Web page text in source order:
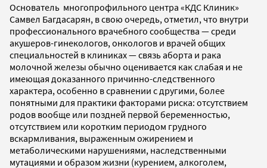
Основатель многопрофильного центра «КДС Клиник»
Самвел Багдасарян, в свою очередь, отметил, что внутри
профессионального врачебного сообщества — среди
акушеров-гинекологов, онкологов и врачей общих
специальностей в клиниках — связь аборта и рака
молочной железы обычно оценивается как слабая и не
имеющая доказанного причинно-следственного
характера, особенно в сравнении с другими, более
понятными для практики факторами риска: отсутствием
родов вообще или поздней первой беременностью,
отсутствием или коротким периодом грудного
вскармливания, выраженным ожирением и
метаболическими нарушениями, наследственными
мутациями и образом жизни (курением, алкоголем,